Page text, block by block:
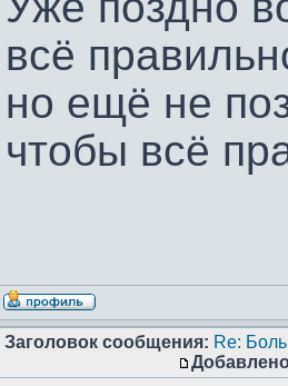
всё
но ещё не
чтобы всё
Заголовок сообщения: Re: Боль